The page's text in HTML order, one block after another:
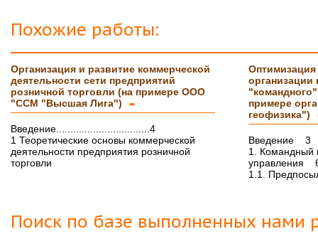
что нужно!!!!!
Спасибо, что ВЫ есть!!!
Похожие работы:
Организация и развитие коммерческой
деятельности сети предприятий
розничной торговли (на примере ООО
"ССМ "Высшая Лига")
➨
Введение.................................4
1 Теоретические основы коммерческой
деятельности предприятия розничной
торговли
организации
примере
геофизика")
Введение 3
1. Командный
управления
1.1.
Поиск по базе выполненных нами